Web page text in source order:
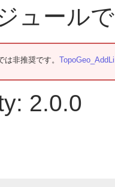
ュール
は非推奨です。
2.0.0